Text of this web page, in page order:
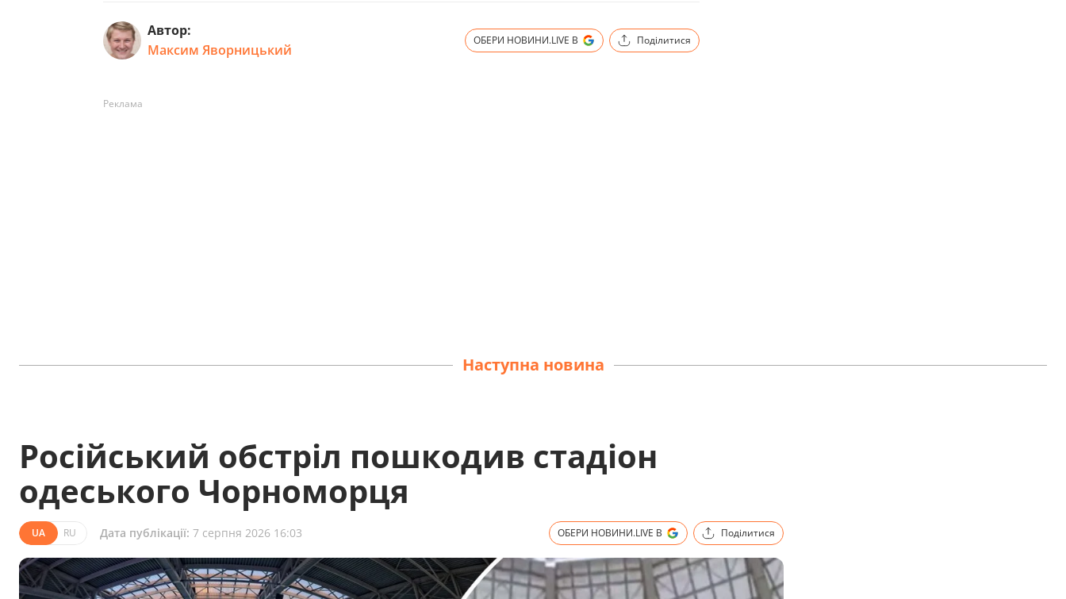
Автор:
Максим Яворницький
ОБЕРИ НОВИНИ.LIVE В Поділитися
Реклама
Наступна новина
Російський обстріл пошкодив стадіон
одеського Чорноморця
UA RU Дата публікації: 7 серпня 2026 16:03 ОБЕРИ НОВИНИ.LIVE В Поділитися